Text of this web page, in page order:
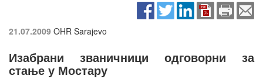
21.07.2009 OHR Sarajevo
Изабрани званичници одговорни за
стање у Мостару